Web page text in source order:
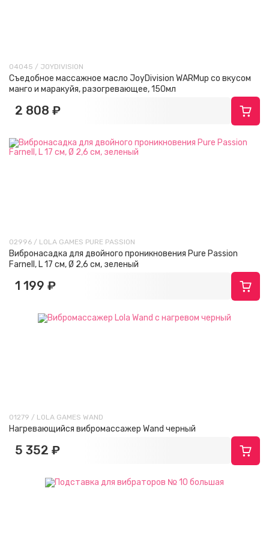
04045 / JOYDIVISION
Съедобное массажное масло JoyDivision WARMup со вкусом
манго и маракуйя, разогревающее, 150мл
2 808 ₽
02996 / LOLA GAMES PURE PASSION
Вибронасадка для двойного проникновения Pure Passion
Farnell, L 17 см, Ø 2,6 см, зеленый
1 199 ₽
01279 / LOLA GAMES WAND
Нагревающийся вибромассажер Wand черный
5 352 ₽